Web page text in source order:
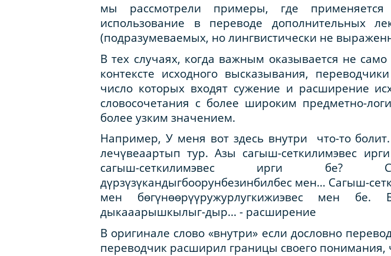
мы рассмотрели примеры, где
использование в переводе дополнительных
(подразумеваемых, но лингвистически не
В тех случаях, когда важным оказывается не
контексте исходного высказывания,
число которых входят сужение и расширение
словосо­четания с более широким предметно-
более узким значением.
Например, У меня вот здесь внутри что-то
лечүвеаартып тур. Азы сагыш-сеткилимэвес
сагыш-сеткилимэвес ирги бе?
дүрзүзүкандыгбоорунбезинбилбес мен… Сагыш-
мен бөгүнөөрүүружурлугкижиэвес мен бе.
дыкааарышкылыг-дыр... - расширение
В оригинале слово «внутри» если дословно
переводчик расширил границы своего понимания,